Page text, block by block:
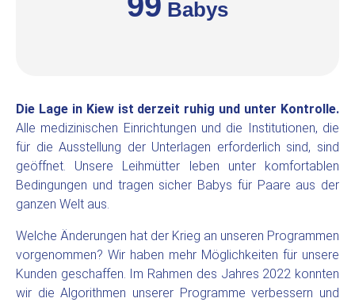
Babys
Die Lage in Kiew ist derzeit ruhig und unter Kontrolle.
Alle medizinischen Einrichtungen und die Institutionen, die
für die Ausstellung der Unterlagen erforderlich sind, sind
geöffnet. Unsere Leihmütter leben unter komfortablen
Bedingungen und tragen sicher Babys für Paare aus der
ganzen Welt aus.
Welche Änderungen hat der Krieg an unseren Programmen
vorgenommen? Wir haben mehr Möglichkeiten für unsere
Kunden geschaffen. Im Rahmen des Jahres 2022 konnten
wir die Algorithmen unserer Programme verbessern und